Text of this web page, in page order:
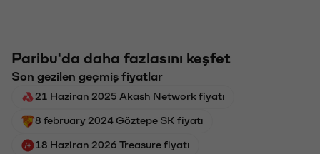
Paribu'da daha fazlasını keşfet
Son gezilen geçmiş fiyatlar
21 Haziran 2025 Akash Network fiyatı
8 february 2024 Göztepe SK fiyatı
18 Haziran 2026 Treasure fiyatı